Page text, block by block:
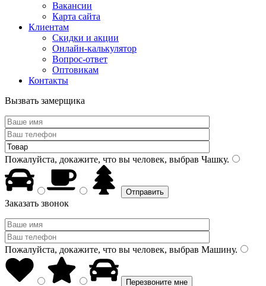
Вакансии
Карта сайта
Клиентам
Скидки и акции
Онлайн-калькулятор
Вопрос-ответ
Оптовикам
Контакты
Вызвать замерщика
Пожалуйста, докажите, что вы человек, выбрав Чашку.
Заказать звонок
Пожалуйста, докажите, что вы человек, выбрав Машину.